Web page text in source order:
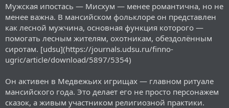
Мужская ипостась — Мисхум — менее романтична, но не
менее важна. В мансийском фольклоре он представлен
как лесной мужчина, основная функция которого —
помогать лесным жителям, охотникам, обездолённым
сиротам. [udsu](https://journals.udsu.ru/finno-
ugric/article/download/5897/5354)
Он активен в Медвежьих игрищах — главном ритуале
мансийского года. Это делает его не просто персонажем
сказок, а живым участником религиозной практики.